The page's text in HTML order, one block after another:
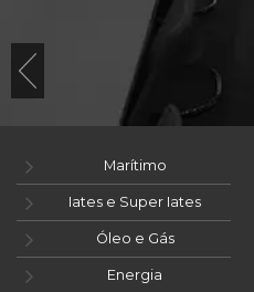
Marítimo
Iates e Super Iates
Óleo e Gás
Energia